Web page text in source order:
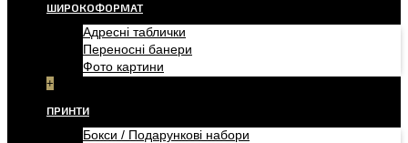
ШИРОКОФОРМАТ
Адресні таблички
Переносні банери
Фото картини
+
ПРИНТИ
Бокси / Подарункові набори